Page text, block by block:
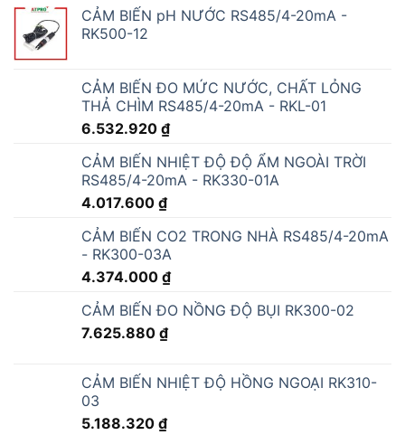
CẢM BIẾN pH NƯỚC RS485/4-20mA -
RK500-12
CẢM BIẾN ĐO MỨC NƯỚC, CHẤT LỎNG
THẢ CHÌM RS485/4-20mA - RKL-01
6.532.920 ₫
CẢM BIẾN NHIỆT ĐỘ ĐỘ ẨM NGOÀI TRỜI
RS485/4-20mA - RK330-01A
4.017.600 ₫
CẢM BIẾN CO2 TRONG NHÀ RS485/4-20mA
- RK300-03A
4.374.000 ₫
CẢM BIẾN ĐO NỒNG ĐỘ BỤI RK300-02
7.625.880 ₫
CẢM BIẾN NHIỆT ĐỘ HỒNG NGOẠI RK310-
03
5.188.320 ₫